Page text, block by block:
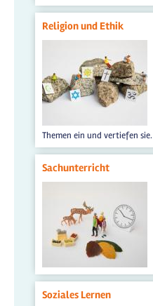
Religion und Ethik
Themen ein und vertiefen sie.
Sachunterricht
Soziales Lernen